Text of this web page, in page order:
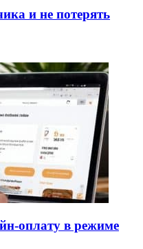
и не потерять
оплату в режиме